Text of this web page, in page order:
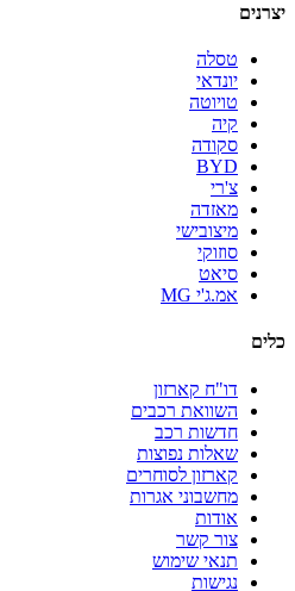
יצרנים
טסלה
יונדאי
טויוטה
קיה
סקודה
BYD
צ'רי
מאזדה
מיצובישי
סוזוקי
סיאט
אמ.ג'י MG
כלים
דו"ח קארזון
השוואת רכבים
חדשות רכב
שאלות נפוצות
קארזון לסוחרים
מחשבוני אגרות
אודות
צור קשר
תנאי שימוש
נגישות